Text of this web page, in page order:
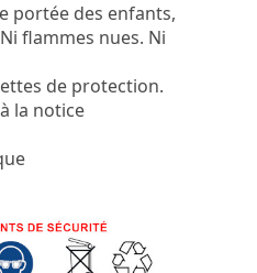
portée des enfants,
flammes nues. Ni
de protection.
la notice